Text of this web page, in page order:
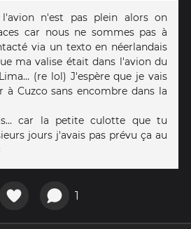
n'est pas plein alors on
car nous ne sommes pas à
via un texto en néerlandais
ma valise était dans l'avion du
(re lol) J'espère que je vais
à Cuzco sans encombre dans la
car la petite culotte que tu
jours j'avais pas prévu ça au
1